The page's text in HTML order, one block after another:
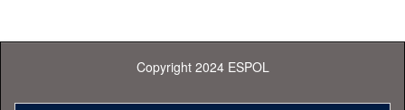
Copyright 2024 ESPOL